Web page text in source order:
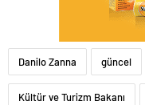
Danilo Zanna güncel
Kültür ve Turizm Bakanı